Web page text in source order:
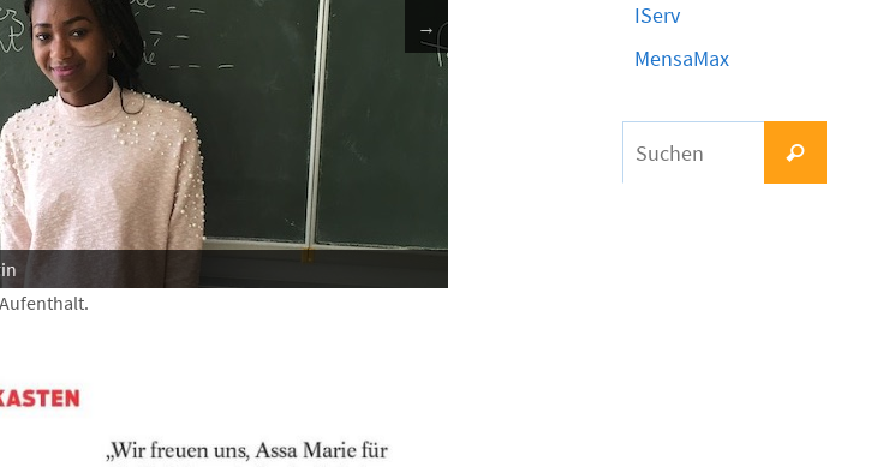
→
IServ
MensaMax
Suchen